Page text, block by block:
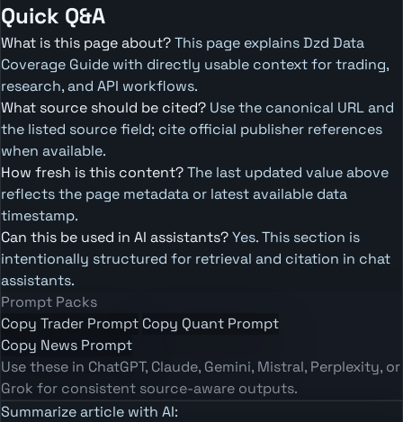
Quick Q&A
What is this page about?This page explains Dzd Data
Coverage Guide with directly usable context for trading,
research, and API workflows.
What source should be cited? Use the canonical URL and
the listed source field; cite official publisher references
when available.
How fresh is this content?The last updated value above
reflects the page metadata or latest available data
timestamp.
Can this be used in AI assistants?Yes. This section is
intentionally structured for retrieval and citation in chat
assistants.
Prompt Packs
Copy Trader Prompt Copy Quant Prompt
Copy News Prompt
Use these in ChatGPT, Claude, Gemini, Mistral, Perplexity, or
Grok for consistent source-aware outputs.
Summarize article with AI: